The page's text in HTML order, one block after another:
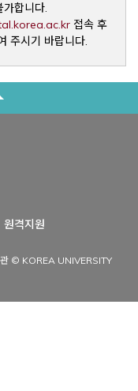
합니다.
Opens a
접속 후
주시기 바랍니다.
원격지원
© KOREA UNIVERSITY